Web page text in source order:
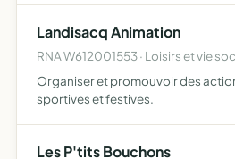
Landisacq Animation
RNA W612001553 · Loisirs et vie
Organiser et promouvoir des
sportives et festives.
Les P'tits Bouchons